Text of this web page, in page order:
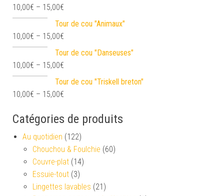
10,00€ – 15,00€
Tour de cou "Animaux"
10,00€ – 15,00€
Tour de cou "Danseuses"
10,00€ – 15,00€
Tour de cou "Triskell breton"
10,00€ – 15,00€
Catégories de produits
Au quotidien (122)
Chouchou & Foulchie (60)
Couvre-plat (14)
Essuie-tout (3)
Lingettes lavables (21)